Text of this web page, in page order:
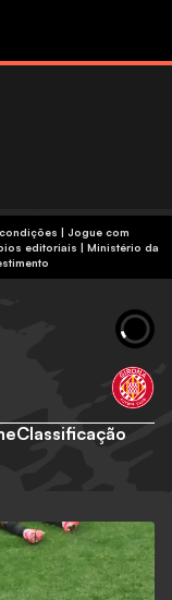
editoriais | Ministério da
Classificação